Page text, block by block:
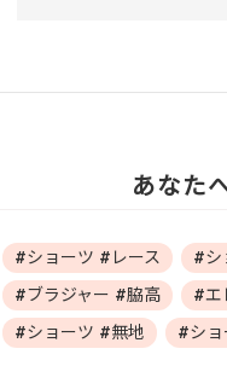
あなた
#ショーツ #レース
#シ
#ブラジャー #脇高
#エ
#ショーツ #無地
#シ